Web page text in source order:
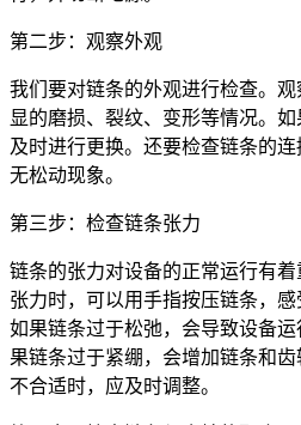
第二步：观察外观
我们要对链条的外观进行检查。
显的磨损、裂纹、变形等情况。
及时进行更换。还要检查链条的
无松动现象。
第三步：检查链条张力
链条的张力对设备的正常运行有
张力时，可以用手指按压链条，感
如果链条过于松弛，会导致设备
果链条过于紧绷，会增加链条和
不合适时，应及时调整。